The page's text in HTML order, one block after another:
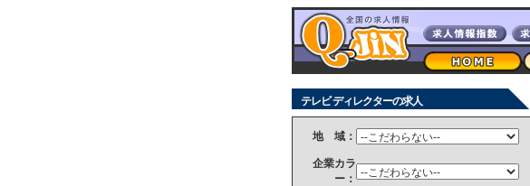
テレビ ディレクターの求人
地 域：
企業カラ
ー：